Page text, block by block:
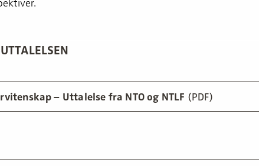
– Uttalelse fra NTO og NTLF (PDF)